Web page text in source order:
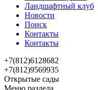
Ландшафтный клуб
Новости
Поиск
Контакты
Контакты
+7(812)6128682
+7(812)9569935
Открытые сады
Меню раздела